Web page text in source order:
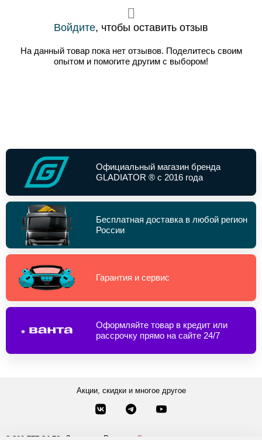
Войдите, чтобы оставить отзыв
На данный товар пока нет отзывов. Поделитесь своим
опытом и помогите другим с выбором!
Официальный магазин бренда
GLADIATOR ® с 2016 года
Бесплатная доставка в любой регион
России
Гарантия и сервис
Оформляйте товар в кредит или
рассрочку прямо на сайте 24/7
Акции, скидки и многое другое